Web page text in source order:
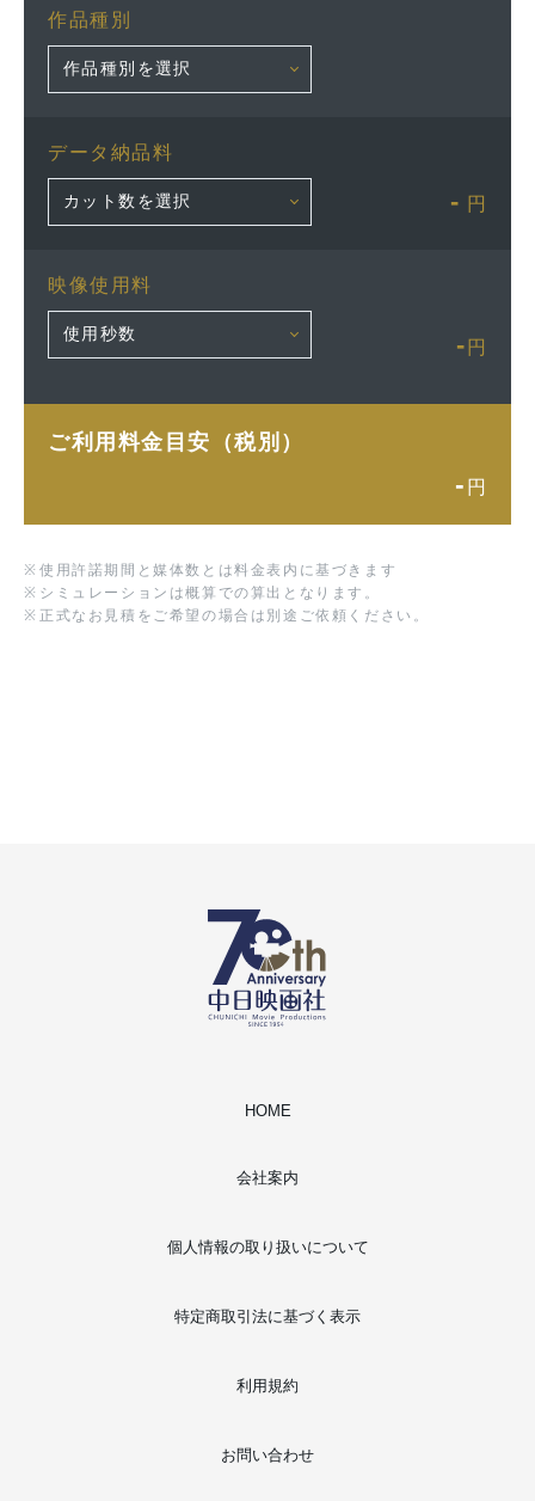
作品種別
データ納品料
- 円
映像使用料
- 円
ご利用料金目安（税別）
- 円
※ 使用許諾期間と媒体数とは料金表内に基づきます
※ シミュレーションは概算での算出となります。
※ 正式なお見積をご希望の場合は別途ご依頼ください。
HOME
会社案内
個人情報の取り扱いについて
特定商取引法に基づく表示
利用規約
お問い合わせ